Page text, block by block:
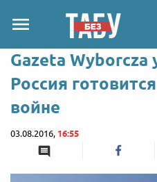
Gazeta Wyborcza
Россия
войне
03.08.2016, 16:55